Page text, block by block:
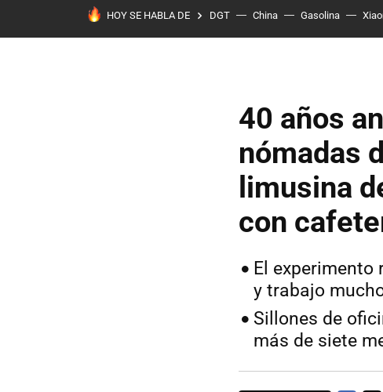
HOY SE HABLA DE DGT China Gasolina
40 años
nómadas
limusina
con
El experimento
y trabajo
Sillones de
más de siete